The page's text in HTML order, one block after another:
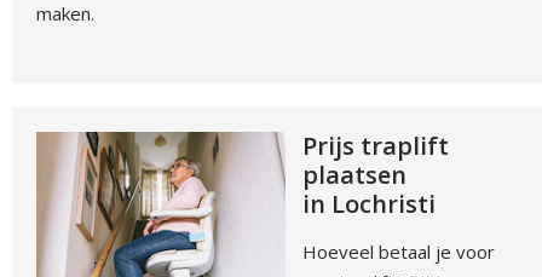
maken.
Prijs traplift
plaatsen
in Lochristi
Hoeveel betaal je voor